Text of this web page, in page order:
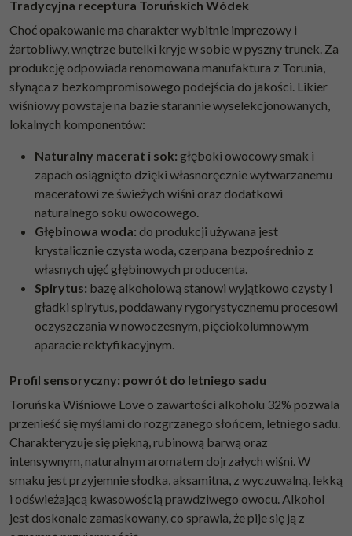
Tradycyjna receptura Toruńskich Wódek
Choć opakowanie ma charakter wybitnie imprezowy i
żartobliwy, wnętrze butelki kryje w sobie w pyszny trunek. Za
produkcję odpowiada renomowana manufaktura z Torunia,
słynąca z bezkompromisowego podejścia do jakości. Likier
wiśniowy powstaje na bazie starannie wyselekcjonowanych,
lokalnych komponentów:
Naturalny macerat i sok: głęboki owocowy smak i
zapach osiągnięto dzięki własnoręcznie wytwarzanemu
maceratowi ze świeżych wiśni oraz dodatkowi
naturalnego soku owocowego.
Głębinowa woda: do produkcji używana jest
krystalicznie czysta woda, czerpana bezpośrednio z
własnych ujęć głębinowych producenta.
Spirytus: bazę alkoholową stanowi wyjątkowo czysty i
gładki spirytus, poddawany rygorystycznemu procesowi
oczyszczania w nowoczesnym, pięciokolumnowym
aparacie rektyfikacyjnym.
Profil sensoryczny: powrót do letniego sadu
Toruńska Wiśniowe Love o zawartości alkoholu 32% pozwala
przenieść się myślami do rozgrzanego słońcem, letniego sadu.
Charakteryzuje się piękną, rubinową barwą oraz
intensywnym, naturalnym aromatem dojrzałych wiśni. W
smaku jest przyjemnie słodka, aksamitna, z wyczuwalną, lekką
i odświeżającą kwasowością prawdziwego owocu. Alkohol
jest doskonale zamaskowany, co sprawia, że pije się ją z